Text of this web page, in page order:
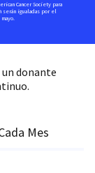
Cancer Society para
serán igualadas por el
donante
Mes